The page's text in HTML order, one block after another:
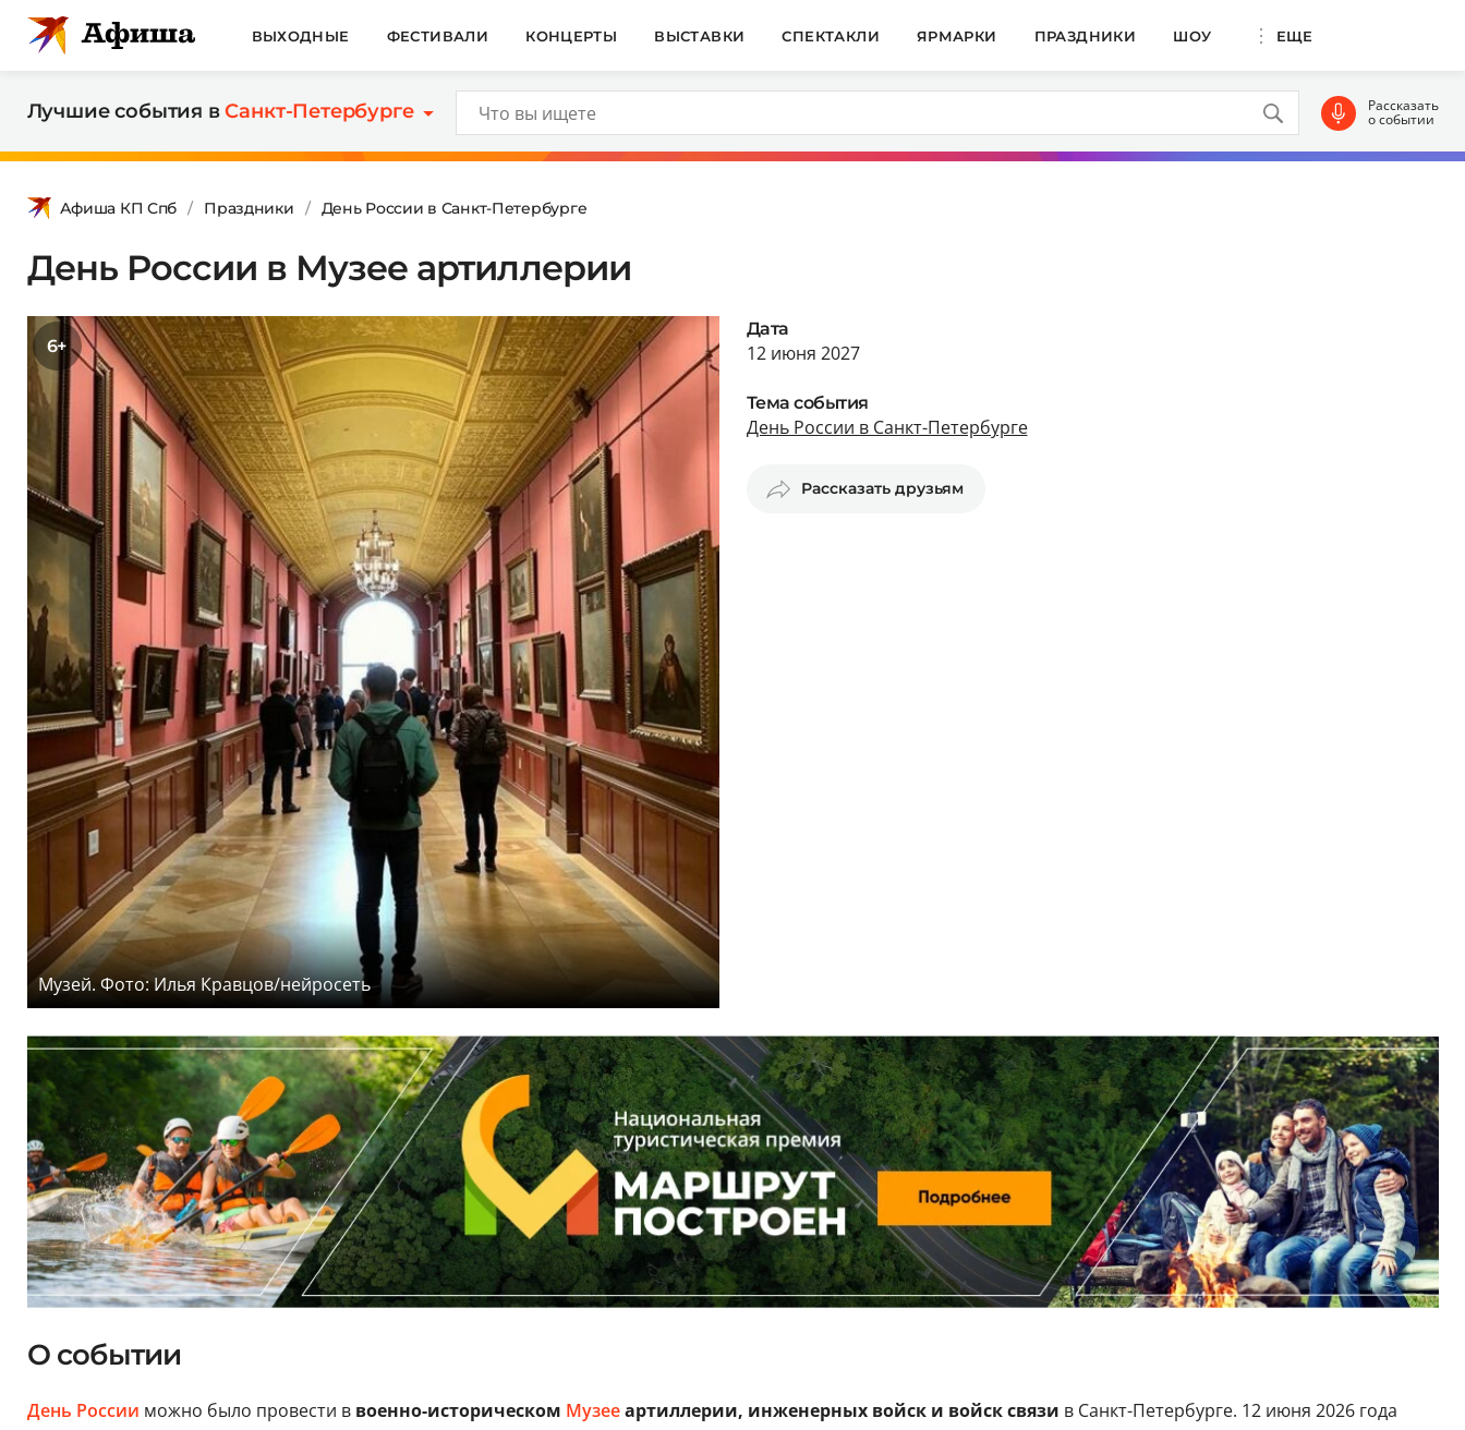
ВЫХОДНЫЕ ФЕСТИВАЛИ КОНЦЕРТЫ ВЫСТАВКИ СПЕКТАКЛИ ЯРМАРКИ ПРАЗДНИКИ ШОУ ЕЩЕ
Лучшие события вСанкт-Петербурге Рассказать
о событии
Афиша КП Спб Праздники День России в Санкт-Петербурге
День России в Музее артиллерии
6+
Музей. Фото: Илья Кравцов/нейросеть
Дата
12 июня 2027
Тема события
День России в Санкт-Петербурге
Рассказать друзьям
О событии
День России можно было провести в военно-историческом Музееартиллерии, инженерных войск и войск связи в Санкт-Петербурге. 12 июня 2026 года